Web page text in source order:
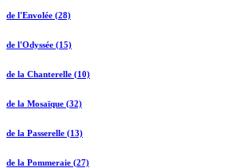
de l'Envolée (28)
de l'Odyssée (15)
de la Chanterelle (10)
de la Mosaïque (32)
de la Passerelle (13)
de la Pommeraie (27)